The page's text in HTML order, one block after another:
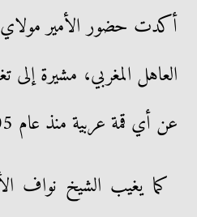
أكدت حضور الأمير
العاهل المغربي، مشيرة
عن أي قمة عربية منذ عام 2005.
كما يغيب الشيخ نواف